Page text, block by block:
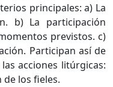
principales: a) La
b) La participación
previstos. c)
Participan así de
acciones litúrgicas:
de los fieles.